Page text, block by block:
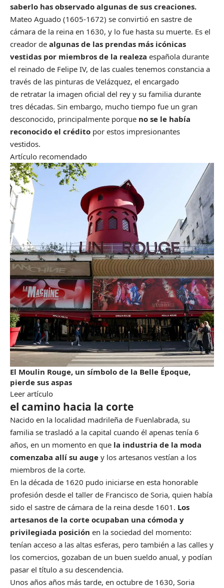
saberlo has observado algunas de sus creaciones.
Mateo Aguado (1605-1672) se convirtió en sastre de
cámara de la reina en 1630, y lo fue hasta su muerte. Es el
creador de algunas de las prendas más icónicas
vestidas por miembros de la realeza española durante
el reinado de Felipe IV, de las cuales tenemos constancia a
través de las pinturas de Velázquez, el encargado
de retratar la imagen oficial del rey y su familia durante
tres décadas. Sin embargo, mucho tiempo fue un gran
desconocido, principalmente porque no se le había
reconocido el crédito por estos impresionantes
vestidos.
Artículo recomendado
El Moulin Rouge, un símbolo de la Belle Époque,
pierde sus aspas
Leer artículo
el camino hacia la corte
Nacido en la localidad madrileña de Fuenlabrada, su
familia se trasladó a la capital cuando él apenas tenía 6
años, en un momento en que la industria de la moda
comenzaba allí su auge y los artesanos vestían a los
miembros de la corte.
En la década de 1620 pudo iniciarse en esta honorable
profesión desde el taller de Francisco de Soria, quien había
sido el sastre de cámara de la reina desde 1601. Los
artesanos de la corte ocupaban una cómoda y
privilegiada posición en la sociedad del momento:
tenían acceso a las altas esferas, pero también a las calles y
los comercios, gozaban de un buen sueldo anual, y podían
pasar el título a su descendencia.
Unos años años más tarde, en octubre de 1630, Soria